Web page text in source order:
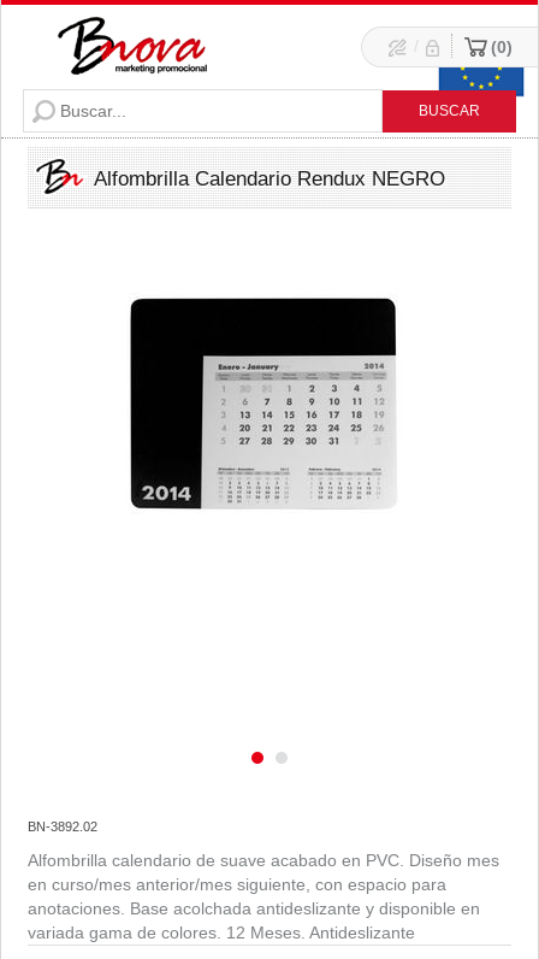
/ 0
Alfombrilla Calendario Rendux NEGRO
BN-3892.02
Alfombrilla calendario de suave acabado en PVC. Diseño mes
en curso/mes anterior/mes siguiente, con espacio para
anotaciones. Base acolchada antideslizante y disponible en
variada gama de colores. 12 Meses. Antideslizante